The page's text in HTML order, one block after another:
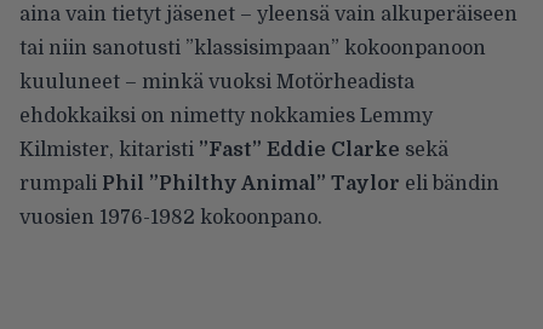
aina vain tietyt jäsenet – yleensä vain alkuperäiseen
tai niin sanotusti ”klassisimpaan” kokoonpanoon
kuuluneet – minkä vuoksi Motörheadista
ehdokkaiksi on nimetty nokkamies Lemmy
Kilmister, kitaristi ”Fast” Eddie Clarke sekä
rumpali Phil ”Philthy Animal” Taylor eli bändin
vuosien 1976-1982 kokoonpano.